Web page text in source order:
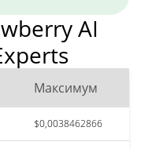
AI
Максимум
$0,0038462866